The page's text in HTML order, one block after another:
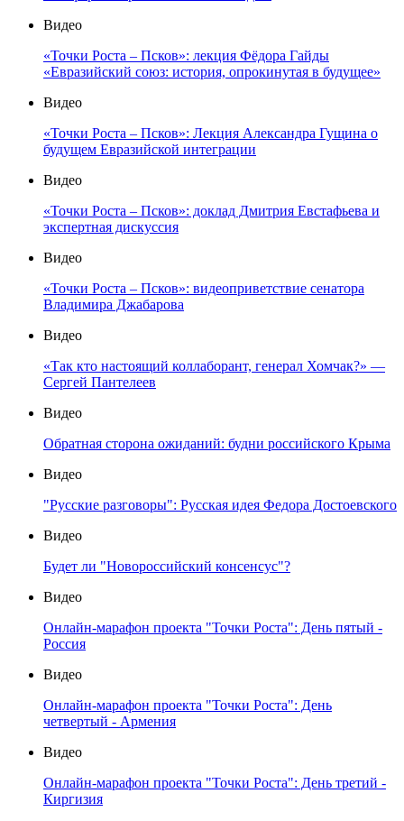
Видео
«Точки Роста – Псков»: лекция Фёдора Гайды
«Евразийский союз: история, опрокинутая в будущее»
Видео
«Точки Роста – Псков»: Лекция Александра Гущина о
будущем Евразийской интеграции
Видео
«Точки Роста – Псков»: доклад Дмитрия Евстафьева и
экспертная дискуссия
Видео
«Точки Роста – Псков»: видеоприветствие сенатора
Владимира Джабарова
Видео
«Так кто настоящий коллаборант, генерал Хомчак?» —
Сергей Пантелеев
Видео
Обратная сторона ожиданий: будни российского Крыма
Видео
"Русские разговоры": Русская идея Федора Достоевского
Видео
Будет ли "Новороссийский консенсус"?
Видео
Онлайн-марафон проекта "Точки Роста": День пятый -
Россия
Видео
Онлайн-марафон проекта "Точки Роста": День
четвертый - Армения
Видео
Онлайн-марафон проекта "Точки Роста": День третий -
Киргизия